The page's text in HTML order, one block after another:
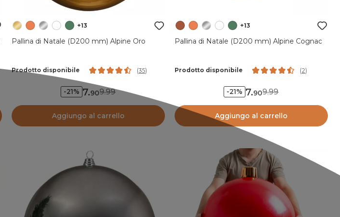
+13
Pallina di Natale (D200 mm) Alpine Oro
Prodotto disponibile (35)
-21% 7.909.99
Aggiungo al carrello
+13
Pallina di Natale (D200 mm) Alpine Cognac
Prodotto disponibile (2)
-21% 7.909.99
Aggiungo al carrello